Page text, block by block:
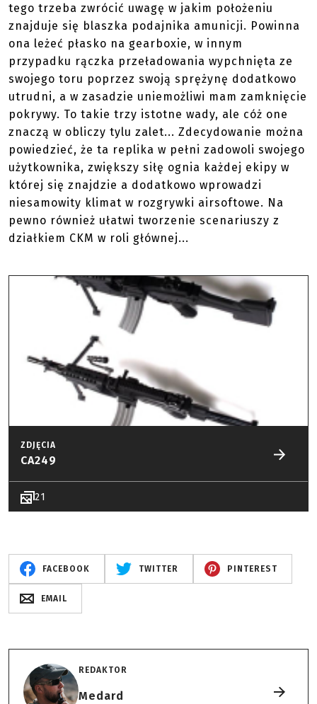
tego trzeba zwrócić uwagę w jakim położeniu
znajduje się blaszka podajnika amunicji. Powinna
ona leżeć płasko na gearboxie, w innym
przypadku rączka przeładowania wypchnięta ze
swojego toru poprzez swoją sprężynę dodatkowo
utrudni, a w zasadzie uniemożliwi mam zamknięcie
pokrywy. To takie trzy istotne wady, ale cóż one
znaczą w obliczy tylu zalet... Zdecydowanie można
powiedzieć, że ta replika w pełni zadowoli swojego
użytkownika, zwiększy siłę ognia każdej ekipy w
której się znajdzie a dodatkowo wprowadzi
niesamowity klimat w rozgrywki airsoftowe. Na
pewno również ułatwi tworzenie scenariuszy z
działkiem CKM w roli głównej...
ZDJĘCIA
CA249
21
FACEBOOK TWITTER PINTEREST
EMAIL
REDAKTOR
Medard